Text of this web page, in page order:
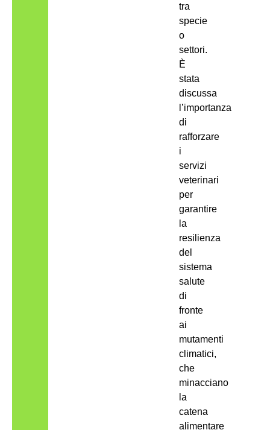
tra
specie
o
settori.
È
stata
discussa
l’importanza
di
rafforzare
i
servizi
veterinari
per
garantire
la
resilienza
del
sistema
salute
di
fronte
ai
mutamenti
climatici,
che
minacciano
la
catena
alimentare